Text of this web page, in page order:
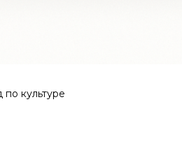
культуре